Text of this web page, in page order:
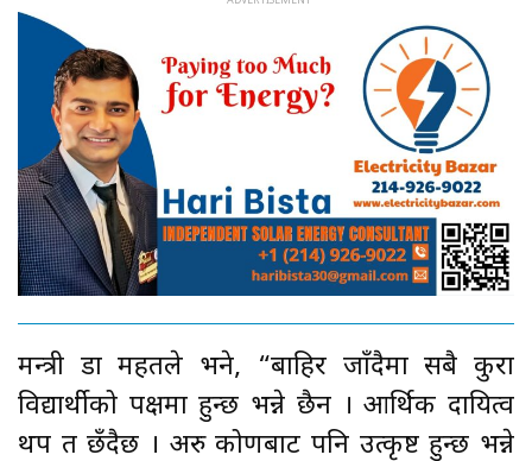
मन्त्री डा महतले भने, “बाहिर जाँदैमा सबै कुरा
विद्यार्थीको पक्षमा हुन्छ भन्ने छैन । आर्थिक दायित्व
थप त छँदैछ । अरु कोणबाट पनि उत्कृष्ट हुन्छ भन्ने